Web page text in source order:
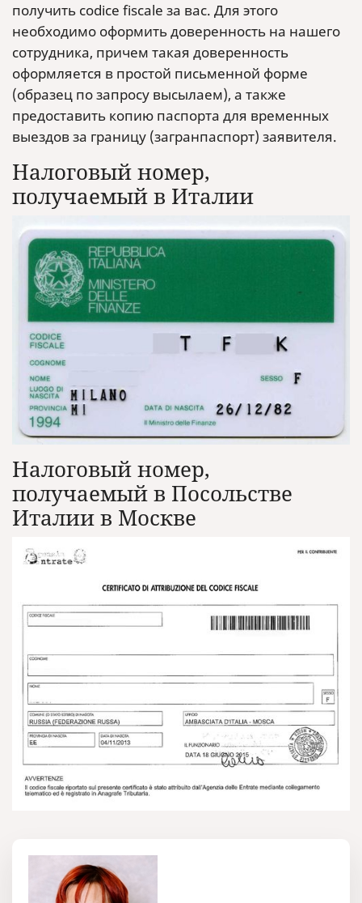
получить codice fiscale за вас. Для этого
необходимо оформить доверенность на нашего
сотрудника, причем такая доверенность
оформляется в простой письменной форме
(образец по запросу высылаем), а также
предоставить копию паспорта для временных
выездов за границу (загранпаспорт) заявителя.
Налоговый номер,
получаемый в Италии
Налоговый номер,
получаемый в Посольстве
Италии в Москве